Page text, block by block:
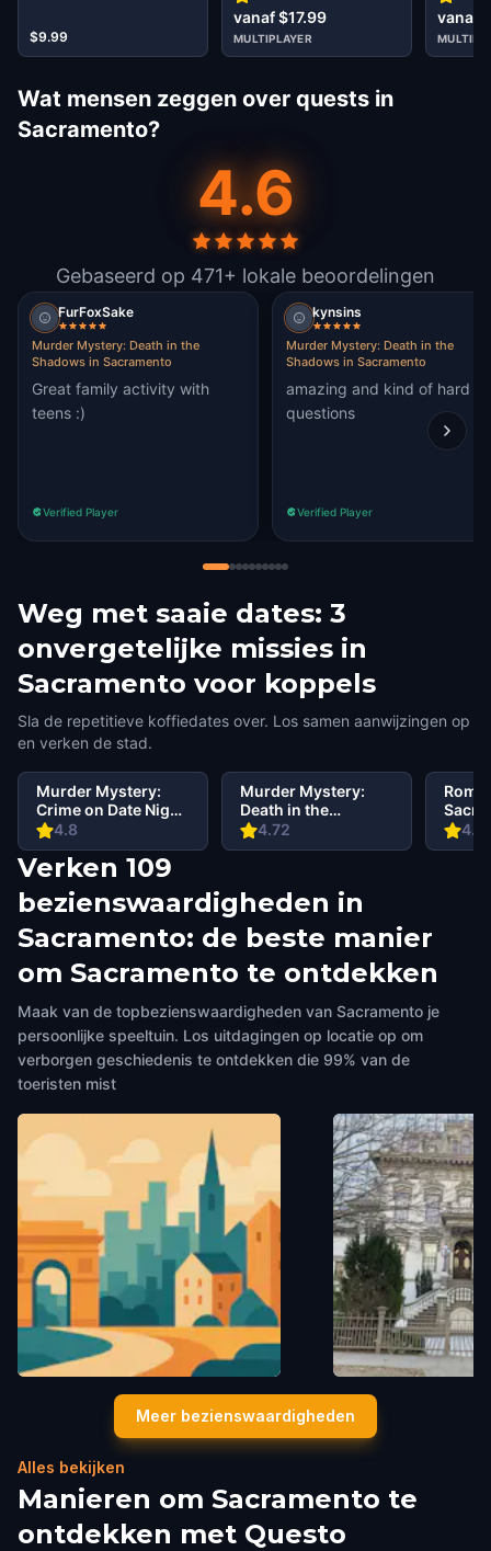
$9.99
vanaf $17.99
MULTIPLAYER
vanaf
Wat mensen zeggen over quests in
Sacramento?
4.6
Gebaseerd op 471+ lokale beoordelingen
FurFoxSake
Murder Mystery: Death in the
Shadows in Sacramento
Great family activity with
teens :)
Verified Player
kynsins
Murder Mystery: Death in the
Shadows in Sacramento
amazing and kind of hard
questions
Verified Player
Weg met saaie dates: 3
onvergetelijke missies in
Sacramento voor koppels
Sla de repetitieve koffiedates over. Los samen aanwijzingen op
en verken de stad.
4.8
Murder Mystery:
Crime on Date Night
in Sacramento
4.72
Murder Mystery:
Death in the
Shadows in
Sacramento
Verken 109
bezienswaardigheden in
Sacramento: de beste manier
om Sacramento te ontdekken
Maak van de topbezienswaardigheden van Sacramento je
persoonlijke speeltuin. Los uitdagingen op locatie op om
verborgen geschiedenis te ontdekken die 99% van de
toeristen mist
Delta King Theater
United States of America
The Stanford
Sacramento
Meer bezienswaardigheden
Alles bekijken
Manieren om Sacramento te
ontdekken met Questo